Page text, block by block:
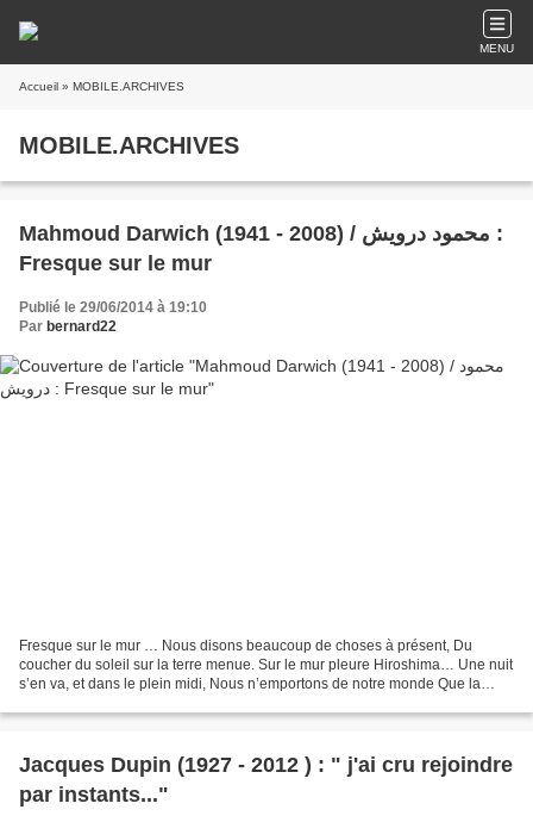
MENU
Accueil » MOBILE.ARCHIVES
MOBILE.ARCHIVES
Mahmoud Darwich (1941 - 2008) / محمود درويش :
Fresque sur le mur
Publié le 29/06/2014 à 19:10
Par bernard22
Fresque sur le mur … Nous disons beaucoup de choses à présent, Du
coucher du soleil sur la terre menue. Sur le mur pleure Hiroshima… Une nuit
s’en va, et dans le plein midi, Nous n’emportons de notre monde Que la
Jacques Dupin (1927 - 2012 ) : " j'ai cru rejoindre
par instants..."